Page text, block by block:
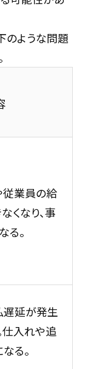
のような問題
業員の給
くなり、事
る。
延が発生
仕入れや追
る。